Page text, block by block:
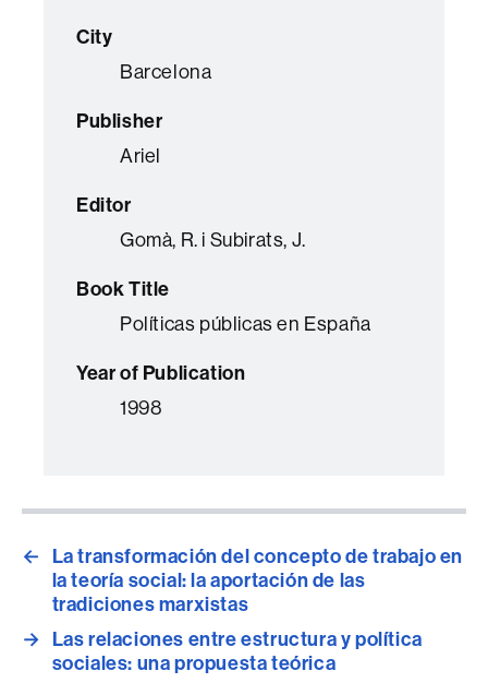
City
Barcelona
Publisher
Ariel
Editor
Gomà, R. i Subirats, J.
Book Title
Políticas públicas en España
Year of Publication
1998
←
La transformación del concepto de trabajo en
la teoría social: la aportación de las
tradiciones marxistas
→ Las relaciones entre estructura y política
sociales: una propuesta teórica